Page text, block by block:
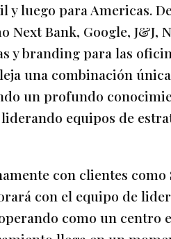
y luego para Americas.
Bank, Google, J&J,
y branding para las
una combinación
un profundo
equipos de
con clientes como
con el equipo de
como un centro